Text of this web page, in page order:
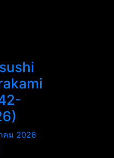
คม 2026